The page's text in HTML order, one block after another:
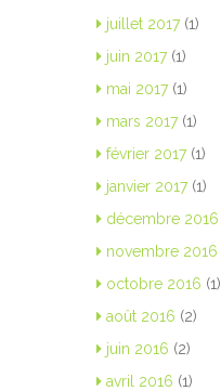
juillet 2017(1)
juin 2017(1)
mai 2017(1)
mars 2017(1)
février 2017(1)
janvier 2017(1)
décembre 2016
novembre 2016
octobre 2016 (1)
août 2016 (2)
juin 2016 (2)
avril 2016 (1)